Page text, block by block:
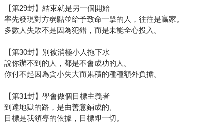
【第29封】結束就是另一個開始
率先發現對方弱點並給予致命一擊的人，往往是贏家。
多數人失敗不是因為犯錯，而是未能全心投入。
【第30封】別被消極小人拖下水
說你辦不到的人，都是不會成功的人。
你付不起因為貪小失大而累積的種種額外負擔。
【第31封】學會做個目標主義者
到達地獄的路，是由善意鋪成的。
目標是我領導的依據，目標即一切。